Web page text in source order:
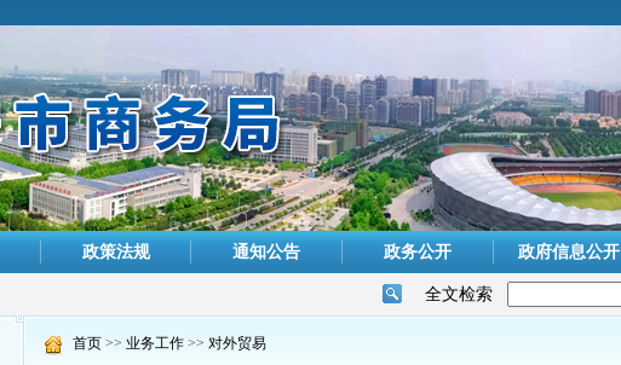
政策法规 通知公告 政务公开 政府信息公开
全文检索
首页 >> 业务工作 >> 对外贸易